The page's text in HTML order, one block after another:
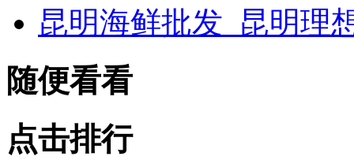
昆明海鲜批发_昆明理
随便看看
点击排行